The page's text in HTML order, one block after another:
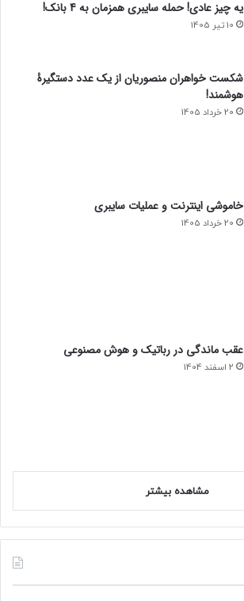
یه چیز عادی! حمله سایبری همزمان به 4 بانک!
10 تیر 1405
شکست خواهران منصوریان از یک عدد دستگیرۀ
هوشمند!
20 خرداد 1405
خاموشی اینترنت و عملیات سایبری
20 خرداد 1405
عقب ماندگی در رباتیک و هوش مصنوعی
2 اسفند 1404
مشاهده بیشتر